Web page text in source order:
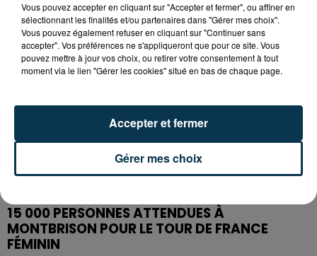
15 000 PERSONNES ATTENDUES À
MONTBRISON POUR LE TOUR DE FRANCE
FÉMININ
Vous pouvez accepter en cliquant sur "Accepter et fermer", ou affiner en
sélectionnant les finalités et/ou partenaires dans "Gérer mes choix".
Vous pouvez également refuser en cliquant sur "Continuer sans
accepter". Vos préférences ne s'appliqueront que pour ce site. Vous
pouvez mettre à jour vos choix, ou retirer votre consentement à tout
moment via le lien "Gérer les cookies" situé en bas de chaque page.
Gérer mes choix
Accepter et fermer